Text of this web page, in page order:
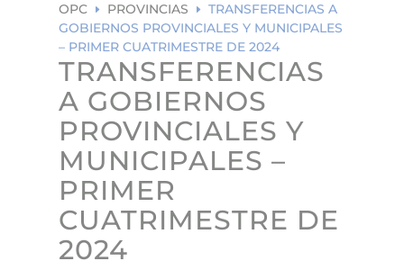
OPC E PROVINCIAS E
TRANSFERENCIAS A
GOBIERNOS PROVINCIALES Y MUNICIPALES
– PRIMER CUATRIMESTRE DE 2024
TRANSFERENCIAS
A GOBIERNOS
PROVINCIALES Y
MUNICIPALES –
PRIMER
CUATRIMESTRE DE
2024